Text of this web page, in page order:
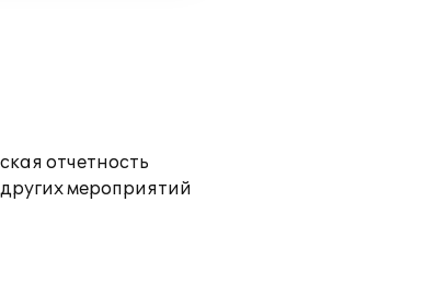
отчетность
мероприятий